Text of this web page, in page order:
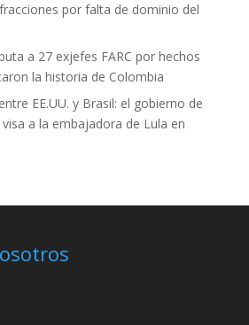
por falta de dominio del
a 27 exjefes FARC por hechos
la historia de Colombia
EE.UU. y Brasil: el gobierno de
a la embajadora de Lula en